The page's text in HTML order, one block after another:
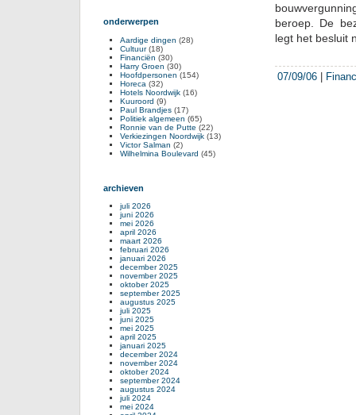
beroep. De
legt het besluit
07/09/06
onderwerpen
Aardige dingen (28)
Cultuur(18)
Financiën (30)
Harry Groen (30)
Hoofdpersonen (154)
Horeca (32)
Hotels Noordwijk (16)
Kuuroord (9)
Paul Brandjes (17)
Politiek algemeen (65)
Ronnie van de Putte (22)
Verkiezingen Noordwijk (13)
Victor Salman (2)
Wilhelmina Boulevard (45)
archieven
juli 2026
juni 2026
mei 2026
april 2026
maart 2026
februari 2026
januari 2026
december 2025
november 2025
oktober 2025
september 2025
augustus 2025
juli 2025
juni 2025
mei 2025
april 2025
januari 2025
december 2024
november 2024
oktober 2024
september 2024
augustus 2024
juli 2024
mei 2024